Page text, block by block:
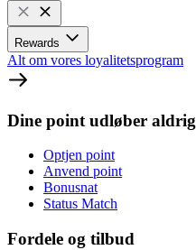
Rewards
Alt om vores loyalitetsprogram
Dine point udløber aldrig
Optjen point
Anvend point
Bonusnat
Status Match
Fordele og tilbud